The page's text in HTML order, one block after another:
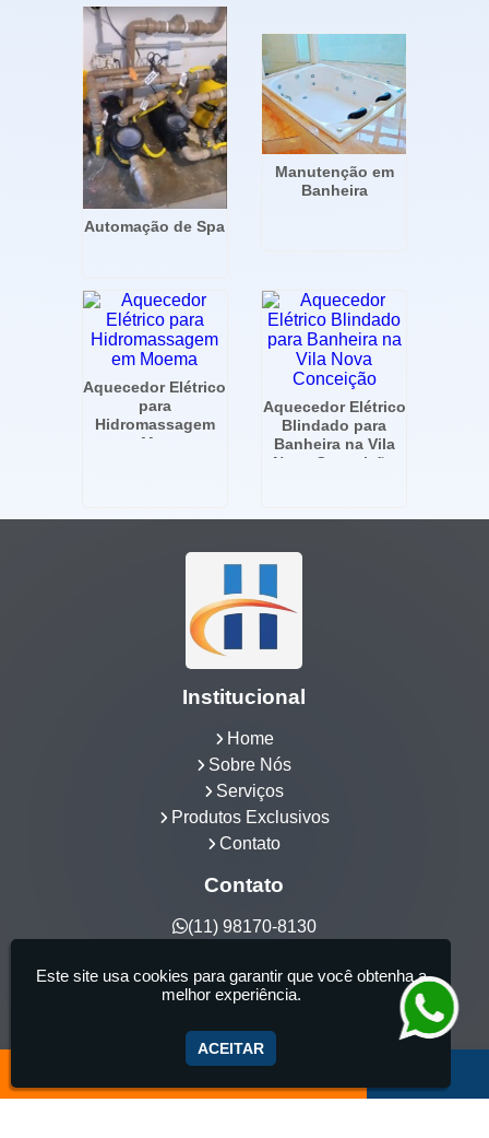
Automação de Spa
Manutenção em
Banheira
Aquecedor Elétrico
para
Hidromassagem
em Moema
Aquecedor Elétrico
Blindado para
Banheira na Vila
Nova Conceição
Institucional
Home
Sobre Nós
Serviços
Produtos Exclusivos
Contato
Contato
(11) 98170-8130
Hidrocia Manutenção e Venda Especializada de
Banheiras - 25 anos de tradição - Fabricante de
Este site usa cookies para garantir que você obtenha a
melhor experiência.
ACEITAR